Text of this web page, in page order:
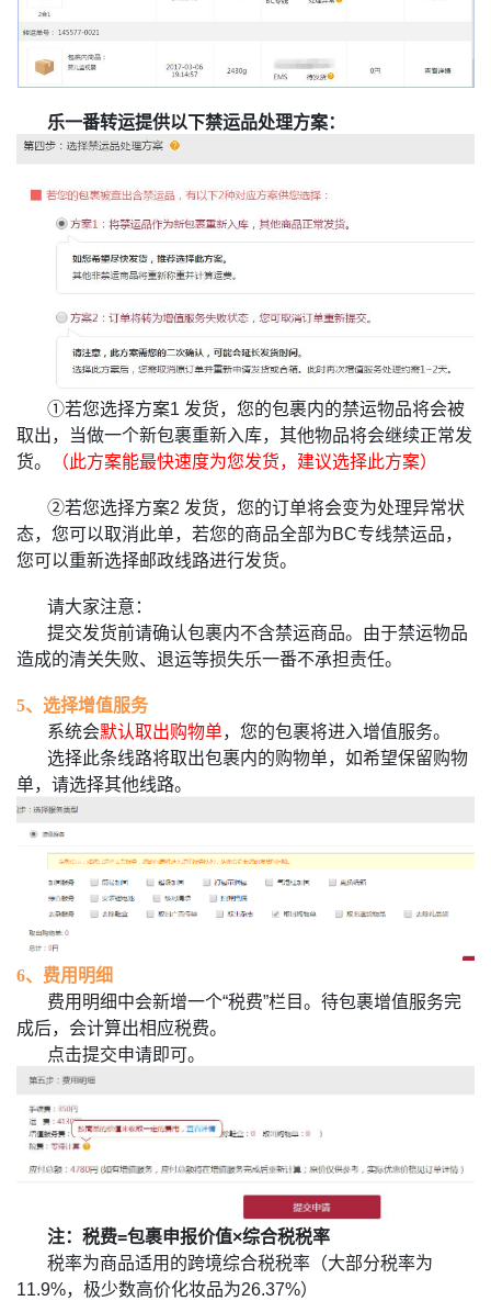
乐一番转运提供以下禁运品处理方案：
①若您选择方案1 发货，您的包裹内的禁运物品将会被
取出，当做一个新包裹重新入库，其他物品将会继续正常发
货。
（此方案能最快速度为您发货，建议选择此方案）
②若您选择方案2 发货，您的订单将会变为处理异常状
态，您可以取消此单，若您的商品全部为BC专线禁运品，
您可以重新选择邮政线路进行发货。
请大家注意：
提交发货前请确认包裹内不含禁运商品。由于禁运物品
造成的清关失败、退运等损失乐一番不承担责任。
5、选择增值服务
系统会默认取出购物单，您的包裹将进入增值服务。
选择此条线路将取出包裹内的购物单，如希望保留购物
单，请选择其他线路。
6、 费用明细
费用明细中会新增一个“税费”栏目。待包裹增值服务完
成后，会计算出相应税费。
点击提交申请即可。
注：税费=包裹申报价值×综合税税率
税率为商品适用的跨境综合税税率（大部分税率为
11.9%，极少数高价化妆品为26.37%）